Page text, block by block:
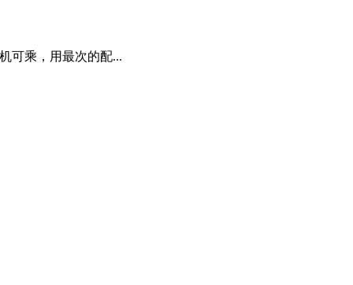
可乘，用最次的配...